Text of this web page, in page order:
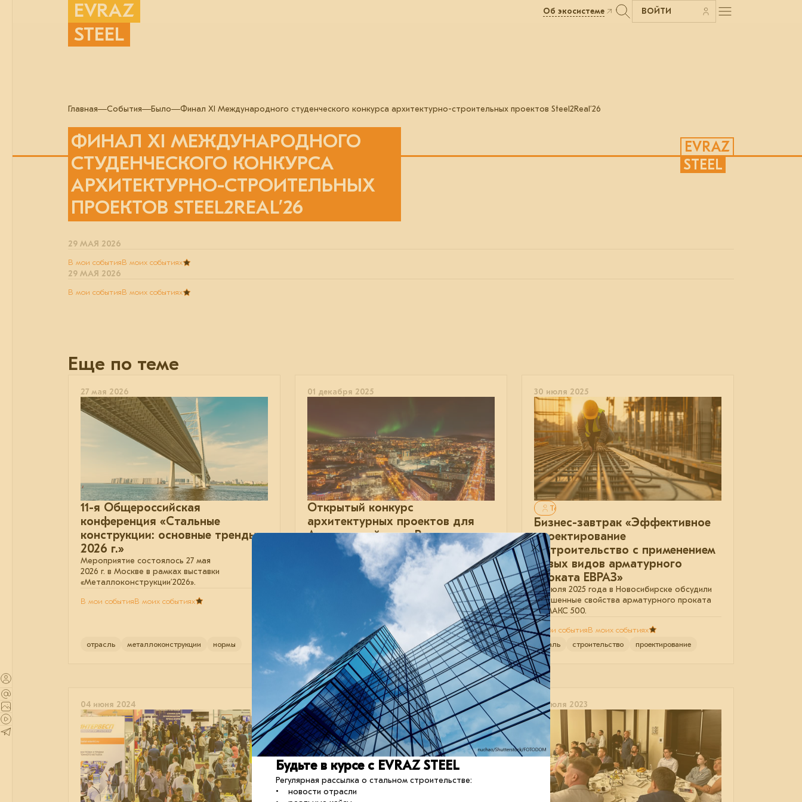
EVRAZ
STEEL
Об экосистеме ВОЙТИ
Главная События Было Финал XI Международного студенческого конкурса архитектурно-строительных проектов Steel2Real’26
EVRAZ
STEEL
ФИНАЛ XI МЕЖДУНАРОДНОГО
СТУДЕНЧЕСКОГО КОНКУРСА
АРХИТЕКТУРНО-СТРОИТЕЛЬНЫХ
ПРОЕКТОВ STEEL2REAL’26
29 МАЯ 2026
В мои событияВ моих событиях
29 МАЯ 2026
В мои событияВ моих событиях
Еще по теме
27 мая 2026
11-я Общероссийская
конференция «Стальные
конструкции: основные тренды
2026 г.»
Мероприятие состоялось 27 мая
2026 г. в Москве в рамках выставки
«Металлоконструкции’2026».
В мои событияВ моих событиях
отрасль металлоконструкции нормы
01 декабря 2025
Открытый конкурс
архитектурных проектов для
Арктической зоны России
«Неочевидное. Арктика»
Стартовал приём заявок на участие,
церемония награждения победителей
состоится 6 марта 2026 г.
В моих событиях
металлоконструкции сталь строительство
30 июля 2025
Только для авторизованных
Бизнес-завтрак «Эффективное
проектирование
и строительство с применением
новых видов арматурного
проката ЕВРАЗ»
30 июля 2025 года в Новосибирске обсудили
улучшенные свойства арматурного проката
АРМАКС 500.
В мои событияВ моих событиях
сталь
строительство проектирование
04 июня 2024 23 апреля 2024 07 июля 2023
Будьте в курсе с EVRAZ STEEL
Регулярная рассылка о стальном строительстве:
• новости отрасли